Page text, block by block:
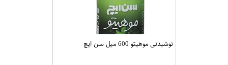
نوشیدنی موهیتو 600 میل سن ایچ